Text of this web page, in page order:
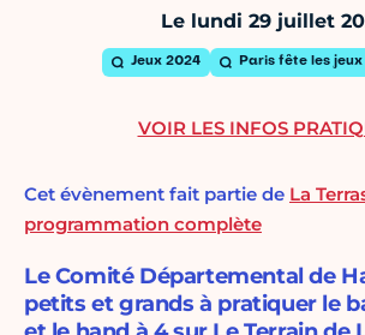
Le lundi 29 juillet
Jeux 2024 Paris fête les jeux
Cet évènement fait partie de La
programmation complète
Le Comité Départemental de
petits et grands à pratiquer le
VOIR LES INFOS